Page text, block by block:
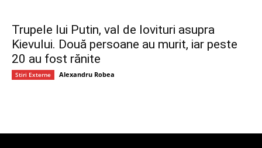
Trupele lui Putin, val de lovituri asupra
Kievului. Două persoane au murit, iar peste
20 au fost rănite
Stiri Externe Alexandru Robea